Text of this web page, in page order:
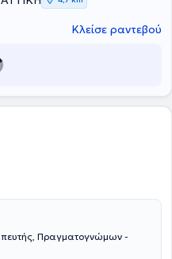
πένθους και
ψυχοθεραπεία και
τοξικοεξάρτησης και
Κλείσε ραντεβού
Πραγματογνώμων -